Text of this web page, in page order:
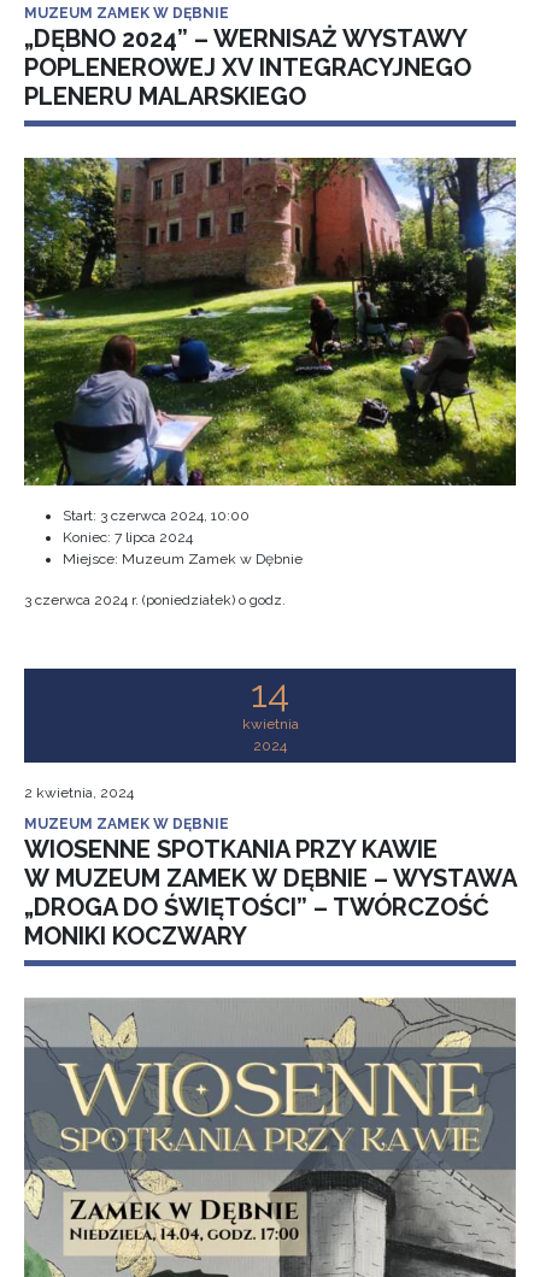
MUZEUM ZAMEK W DĘBNIE
„DĘBNO 2024” – WERNISAŻ WYSTAWY
POPLENEROWEJ XV INTEGRACYJNEGO
PLENERU MALARSKIEGO
Start: 3 czerwca 2024, 10:00
Koniec: 7 lipca 2024
Miejsce: Muzeum Zamek w Dębnie
3 czerwca 2024 r. (poniedziałek) o godz.
14
kwietnia
2024
2 kwietnia, 2024
MUZEUM ZAMEK W DĘBNIE
WIOSENNE SPOTKANIA PRZY KAWIE
W MUZEUM ZAMEK W DĘBNIE – WYSTAWA
„DROGA DO ŚWIĘTOŚCI” – TWÓRCZOŚĆ
MONIKI KOCZWARY